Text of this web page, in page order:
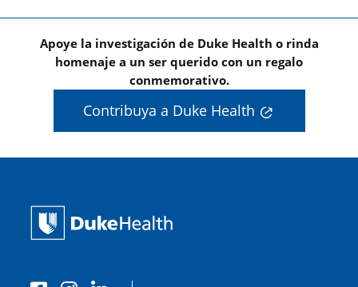
Apoye la investigación de Duke Health o rinda
homenaje a un ser querido con un regalo
conmemorativo.
Contribuya a Duke Health